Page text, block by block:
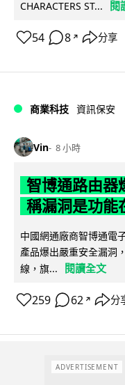
CHARACTERS ST...
閱
54 8 ↗ 分享
商業科技 資訊保安
Vin 8 小時
智博通路由器
稱漏洞是功能
中國網通廠商智博通電
產品爆出嚴重安全漏洞
線，旗...
閱讀全文
259 62 ↗ 分
ADVERTISEMENT